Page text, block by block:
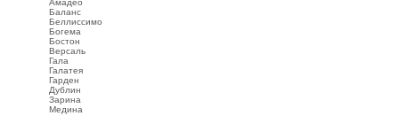
Амадео
Баланс
Беллиссимо
Богема
Бостон
Версаль
Гала
Галатея
Гарден
Дублин
Зарина
Медина